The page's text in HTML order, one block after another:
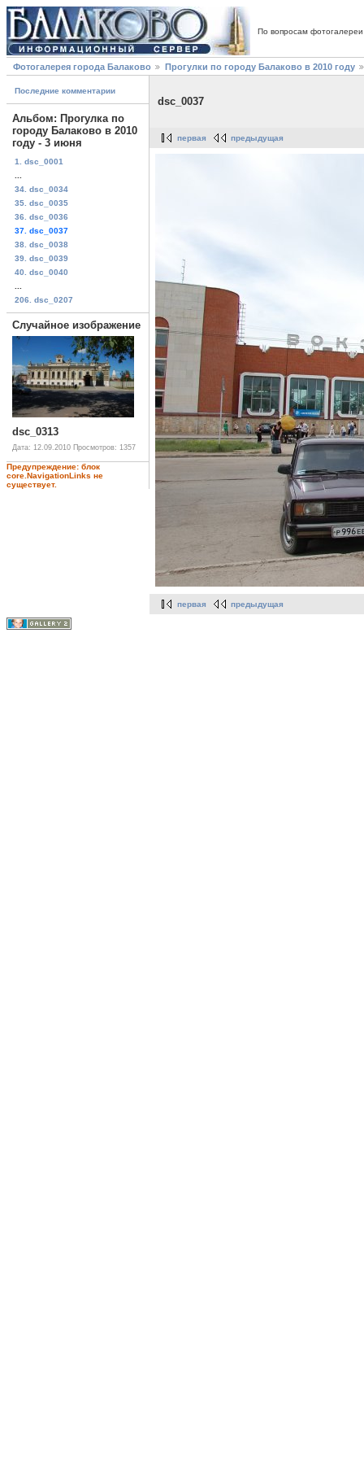
По вопросам
Фотогалерея города Балаково Прогулки по городу Балаково в 2010 году
Последние комментарии
Альбом: Прогулка по
городу Балаково в 2010
году - 3 июня
1. dsc_0001
34. dsc_0034
35. dsc_0035
36. dsc_0036
37. dsc_0037
38. dsc_0038
39. dsc_0039
40. dsc_0040
206. dsc_0207
Случайное изображение
dsc_0313
Дата: 12.09.2010 Просмотров: 1357
Предупреждение: блок
core.NavigationLinks не
существует.
dsc_0037
первая предыдущая
первая предыдущая